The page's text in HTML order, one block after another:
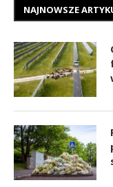
NAJNOWSZE